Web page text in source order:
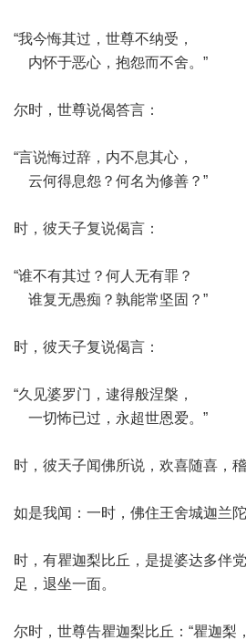
“我今悔其过，世尊不纳受，
内怀于恶心，抱怨而不舍。”
尔时，世尊说偈答言：
“言说悔过辞，内不息其心，
云何得息怨？何名为修善？”
时，彼天子复说偈言：
“谁不有其过？何人无有罪？
谁复无愚痴？孰能常坚固？”
时，彼天子复说偈言：
“久见婆罗门，逮得般涅槃，
一切怖已过，永超世恩爱。”
时，彼天子闻佛所说，欢喜随喜，
如是我闻：一时，佛住王舍城迦兰陀
时，有瞿迦梨比丘，是提婆达多伴
足，退坐一面。
尔时，世尊告瞿迦梨比丘：“瞿迦梨